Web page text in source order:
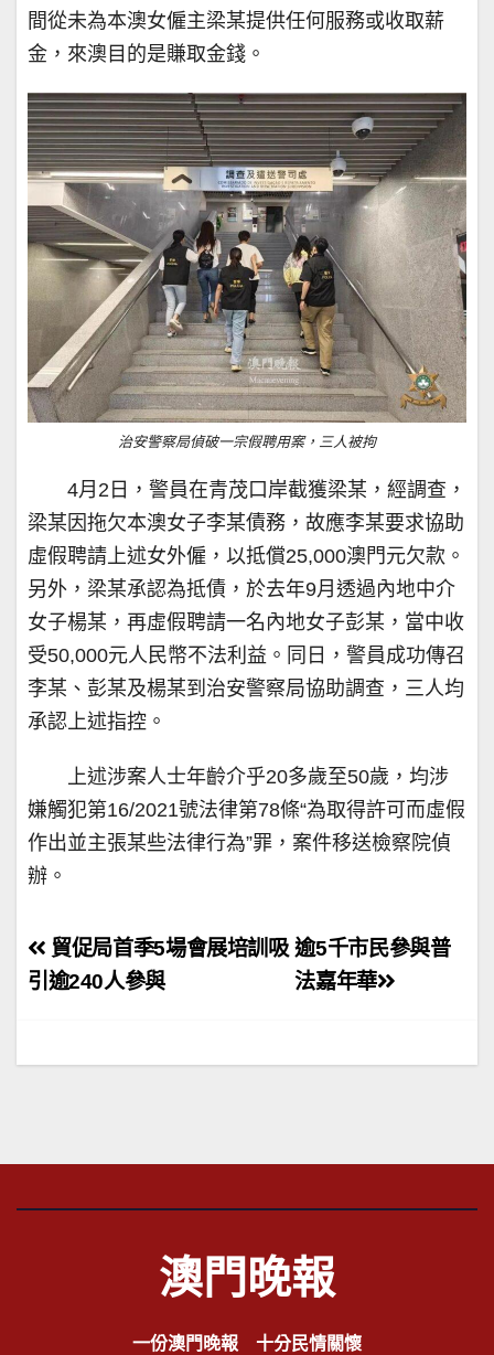
間從未為本澳女僱主梁某提供任何服務或收取薪
金，來澳目的是賺取金錢。
治安警察局偵破一宗假聘用案，三人被拘
4月2日，警員在青茂口岸截獲梁某，經調查，
梁某因拖欠本澳女子李某債務，故應李某要求協助
虛假聘請上述女外僱，以抵償25,000澳門元欠款。
另外，梁某承認為抵債，於去年9月透過內地中介
女子楊某，再虛假聘請一名內地女子彭某，當中收
受50,000元人民幣不法利益。同日，警員成功傳召
李某、彭某及楊某到治安警察局協助調查，三人均
承認上述指控。
上述涉案人士年齡介乎20多歲至50歲，均涉
嫌觸犯第16/2021號法律第78條“為取得許可而虛假
作出並主張某些法律行為”罪，案件移送檢察院偵
辦。
文
章
覽
逾5千市民參與普
法嘉年華
貿促局首季5場會展培訓吸
引逾240人參與
澳門晚報
一份澳門晚報 十分民情關懷